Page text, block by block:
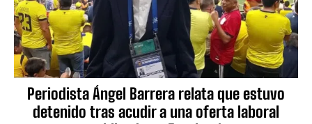
Periodista Ángel Barrera relata que estuvo
detenido tras acudir a una oferta laboral